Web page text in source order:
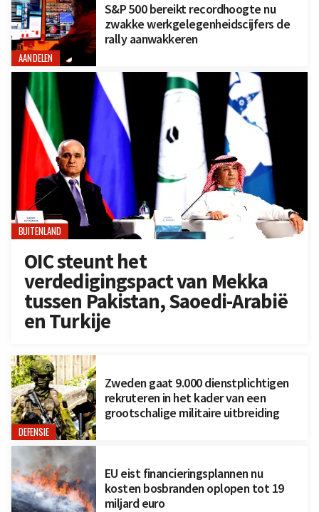
AANDELEN
S&P 500 bereikt recordhoogte nu
zwakke werkgelegenheidscijfers de
rally aanwakkeren
BUITENLAND
OIC steunt het
verdedigingspact van Mekka
tussen Pakistan, Saoedi-Arabië
en Turkije
DEFENSIE
Zweden gaat 9.000 dienstplichtigen
rekruteren in het kader van een
grootschalige militaire uitbreiding
EU eist financieringsplannen nu
kosten bosbranden oplopen tot 19
miljard euro